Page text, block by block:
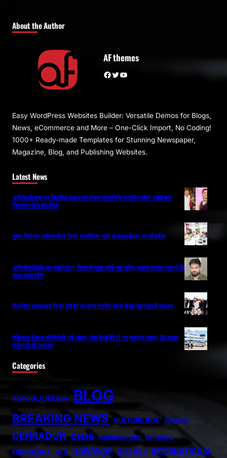
About the Author
AF themes
Facebook Twitter YouTube
Easy WordPress Websites Builder: Versatile Demos for Blogs,
News, eCommerce and More – One-Click Import, No Coding!
1000+ Ready-made Templates for Stunning Newspaper,
Magazine, Blog, and Publishing Websites.
Latest News
अभिनेत्री तृषा पर विवादित बयान को लेकर उदयनिधि स्टालिन बोले- 100 बार
गिरफ्तार होने को तैयार
मुख्य निर्वाचन अधिकारी ने लिया राजनैतिक दलों से एसआईआर पर फीडबैक
अभिजीत दिपके का बड़ा ऐलान, शिक्षा से जुड़ा कोई मुद्दा उठेगा, हमारा संगठन छात्रों के
साथ खड़ा रहेगा
विकसित उत्तराखंड विजन 2047 पर उच्च स्तरीय मंथन बैठक देहरादून में सम्पन्न
एविएशन सेक्टर को मिलेगी नई उड़ान, देश में खुलेंगे 11 नए फ्लाइंग स्कूल; 30 हजार
पायलटों की जरूरत
Categories
AGRICULTURE BOX BLOG
BREAKING NEWS CULTURE BOX DEFENCE
DEHRADUN DELHI ECONOMIC BOX EDITORIAL
EMERGENCY FILM HARIDWAR HISTORY INTERNATIONAL